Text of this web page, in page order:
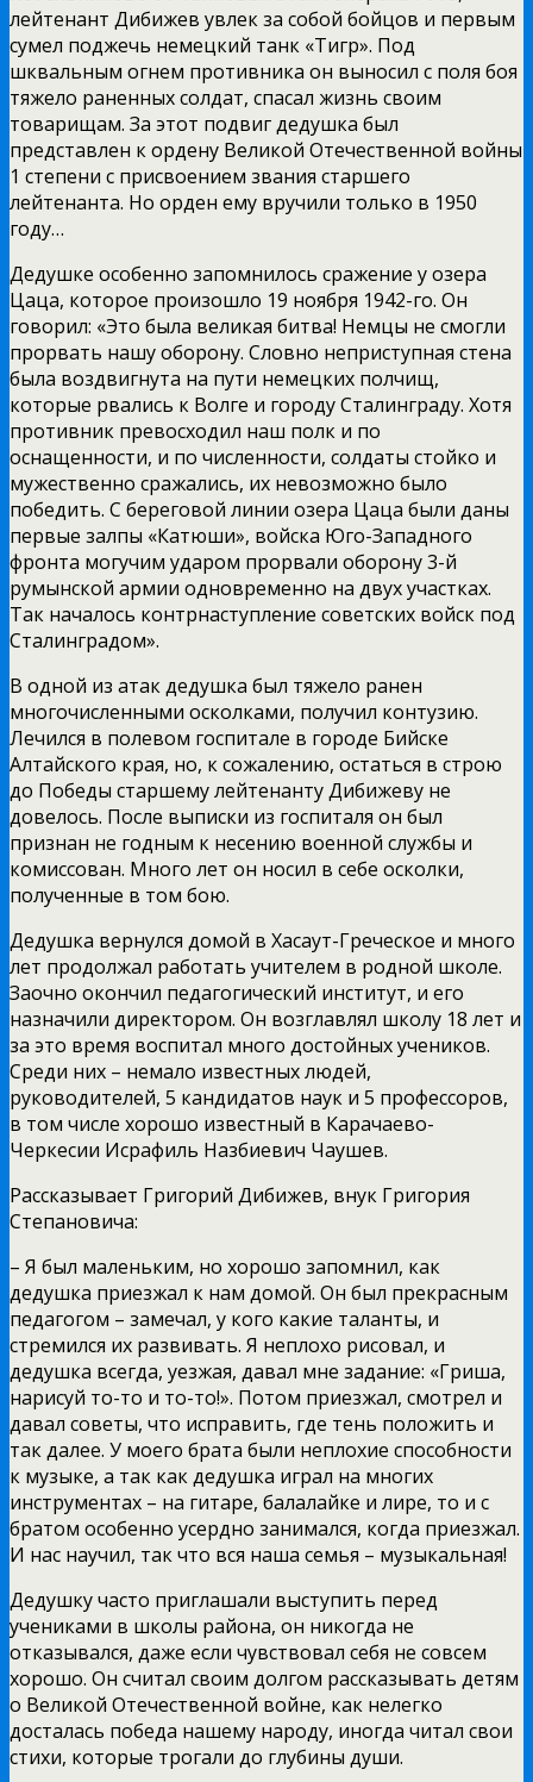
лейтенант Дибижев увлек за собой бойцов и первым
сумел поджечь немецкий танк «Тигр». Под
шквальным огнем противника он выносил с поля боя
тяжело раненных солдат, спасал жизнь своим
товарищам. За этот подвиг дедушка был
представлен к ордену Великой Отечественной войны
1 степени с присвоением звания старшего
лейтенанта. Но орден ему вручили только в 1950
году…
Дедушке особенно запомнилось сражение у озера
Цаца, которое произошло 19 ноября 1942-го. Он
говорил: «Это была великая битва! Немцы не смогли
прорвать нашу оборону. Словно неприступная стена
была воздвигнута на пути немецких полчищ,
которые рвались к Волге и городу Сталинграду. Хотя
противник превосходил наш полк и по
оснащенности, и по численности, солдаты стойко и
мужественно сражались, их невозможно было
победить. С береговой линии озера Цаца были даны
первые залпы «Катюши», войска Юго-Западного
фронта могучим ударом прорвали оборону 3-й
румынской армии одновременно на двух участках.
Так началось контрнаступление советских войск под
Сталинградом».
В одной из атак дедушка был тяжело ранен
многочисленными осколками, получил контузию.
Лечился в полевом госпитале в городе Бийске
Алтайского края, но, к сожалению, остаться в строю
до Победы старшему лейтенанту Дибижеву не
довелось. После выписки из госпиталя он был
признан не годным к несению военной службы и
комиссован. Много лет он носил в себе осколки,
полученные в том бою.
Дедушка вернулся домой в Хасаут-Греческое и много
лет продолжал работать учителем в родной школе.
Заочно окончил педагогический институт, и его
назначили директором. Он возглавлял школу 18 лет и
за это время воспитал много достойных учеников.
Среди них – немало известных людей,
руководителей, 5 кандидатов наук и 5 профессоров,
в том числе хорошо известный в Карачаево-
Черкесии Исрафиль Назбиевич Чаушев.
Рассказывает Григорий Дибижев, внук Григория
Степановича:
– Я был маленьким, но хорошо запомнил, как
дедушка приезжал к нам домой. Он был прекрасным
педагогом – замечал, у кого какие таланты, и
стремился их развивать. Я неплохо рисовал, и
дедушка всегда, уезжая, давал мне задание: «Гриша,
нарисуй то-то и то-то!». Потом приезжал, смотрел и
давал советы, что исправить, где тень положить и
так далее. У моего брата были неплохие способности
к музыке, а так как дедушка играл на многих
инструментах – на гитаре, балалайке и лире, то и с
братом особенно усердно занимался, когда приезжал.
И нас научил, так что вся наша семья – музыкальная!
Дедушку часто приглашали выступить перед
учениками в школы района, он никогда не
отказывался, даже если чувствовал себя не совсем
хорошо. Он считал своим долгом рассказывать детям
о Великой Отечественной войне, как нелегко
досталась победа нашему народу, иногда читал свои
стихи, которые трогали до глубины души.